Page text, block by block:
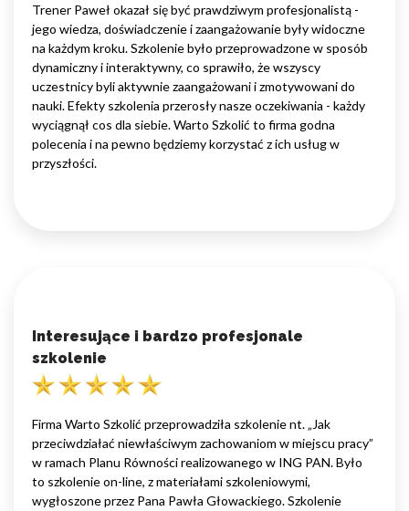
Trener Paweł okazał się być prawdziwym profesjonalistą -
jego wiedza, doświadczenie i zaangażowanie były widoczne
na każdym kroku. Szkolenie było przeprowadzone w sposób
dynamiczny i interaktywny, co sprawiło, że wszyscy
uczestnicy byli aktywnie zaangażowani i zmotywowani do
nauki. Efekty szkolenia przerosły nasze oczekiwania - każdy
wyciągnął cos dla siebie. Warto Szkolić to firma godna
polecenia i na pewno będziemy korzystać z ich usług w
przyszłości.
Interesujące i bardzo profesjonale
szkolenie
Firma Warto Szkolić przeprowadziła szkolenie nt. „Jak
przeciwdziałać niewłaściwym zachowaniom w miejscu pracy”
w ramach Planu Równości realizowanego w ING PAN. Było
to szkolenie on-line, z materiałami szkoleniowymi,
wygłoszone przez Pana Pawła Głowackiego. Szkolenie